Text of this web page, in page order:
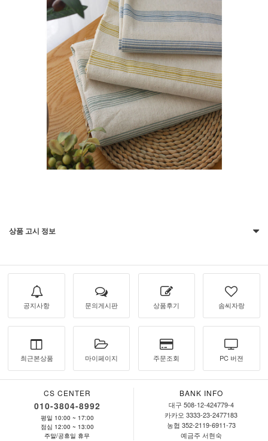
상품 고시 정보
공지사항 문의게시판 상품후기 솜씨자랑
최근본상품 마이페이지 주문조회 PC 버젼
CS CENTER
010-3804-8992
평일 10:00 ~ 17:00
점심 12:00 ~ 13:00
주말/공휴일 휴무
BANK INFO
대구 508-12-424779-4
카카오 3333-23-2477183
농협 352-2119-6911-73
예금주 서현숙